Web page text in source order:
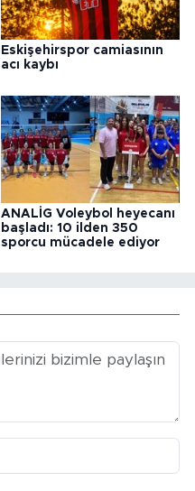
Eskişehirspor camiasının
acı kaybı
ANALİG Voleybol heyecanı
başladı: 10 ilden 350
sporcu mücadele ediyor